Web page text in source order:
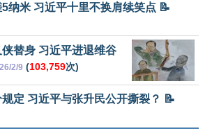
纳米 习近平十里不换肩续笑点 📝
替身 习近平进退维谷
2/9 (103,759次)
定 习近平与张升民公开撕裂？ 📝